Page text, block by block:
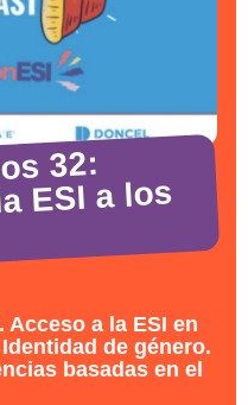
32:
ESI a los
Acceso a la ESI en
de género.
basadas en el